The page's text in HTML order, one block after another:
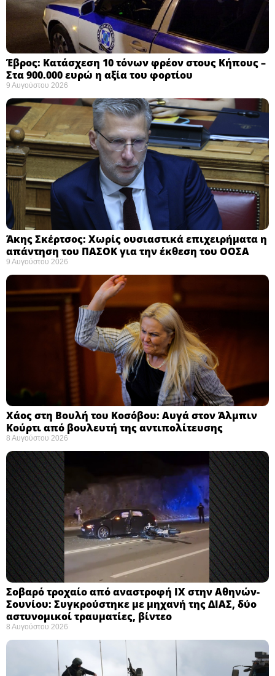
Έβρος: Κατάσχεση 10 τόνων φρέον στους Κήπους –
Στα 900.000 ευρώ η αξία του φορτίου ​
9 Αυγούστου 2026
Άκης Σκέρτσος: Χωρίς ουσιαστικά επιχειρήματα η
απάντηση του ΠΑΣΟΚ για την έκθεση του ΟΟΣΑ ​
9 Αυγούστου 2026
Χάος στη Βουλή του Κοσόβου: Αυγά στον Άλμπιν
Κούρτι από βουλευτή της αντιπολίτευσης
8 Αυγούστου 2026
Σοβαρό τροχαίο από αναστροφή ΙΧ στην Αθηνών-
Σουνίου: Συγκρούστηκε με μηχανή της ΔΙΑΣ, δύο
αστυνομικοί τραυματίες, βίντεο
8 Αυγούστου 2026